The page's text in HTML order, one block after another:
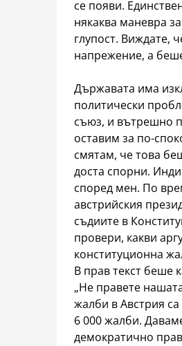
се появи.
някаква маневра
глупост. Виждате,
напрежение, а
Държавата има
политически
съюз, и вътрешно
оставим за по-
смятам, че това
доста спорни.
според мен. По
австрийския
съдиите в
провери, какви
конституционна
В прав текст беше
„Не правете
жалби в Австрия
6 000 жалби.
демократично